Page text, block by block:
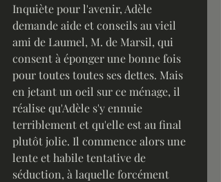
Inquiète pour l'avenir, Adèle
demande aide et conseils au vieil
ami de Laumel, M. de Marsil, qui
consent à éponger une bonne fois
pour toutes toutes ses dettes. Mais
en jetant un oeil sur ce ménage, il
réalise qu'Adèle s'y ennuie
terriblement et qu'elle est au final
plutôt jolie. Il commence alors une
lente et habile tentative de
séduction, à laquelle forcément